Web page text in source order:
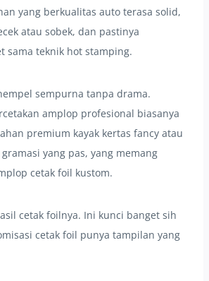
yang berkualitas auto terasa solid,
atau sobek, dan pastinya
sama teknik hot stamping.
sempurna tanpa drama.
amplop profesional biasanya
premium kayak kertas fancy atau
yang pas, yang memang
cetak foil kustom.
cetak foilnya. Ini kunci banget sih
cetak foil punya tampilan yang